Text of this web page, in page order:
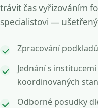
trávit čas vyřizováním
specialistovi —
Zpracování
Jednání s
koordinovaných
Odborné posudky